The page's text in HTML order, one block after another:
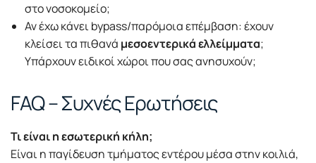
στο νοσοκομείο;
Αν έχω κάνει bypass/παρόμοια επέμβαση: έχουν
κλείσει τα πιθανά μεσοεντερικά ελλείμματα;
Υπάρχουν ειδικοί χώροι που σας ανησυχούν;
FAQ – Συχνές Ερωτήσεις
Τι είναι η εσωτερική κήλη;
Είναι η παγίδευση τμήματος εντέρου μέσα στην κοιλιά,